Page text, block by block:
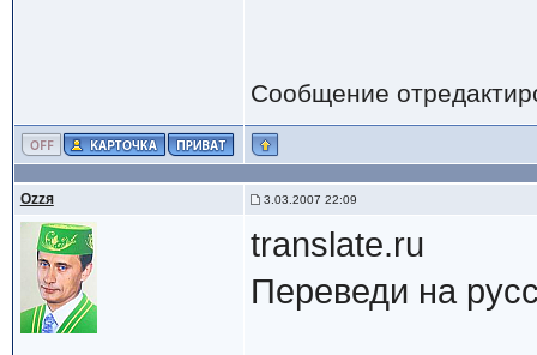
Сообщение
Ozzя 3.03.2007 22:09
translate.ru
Переведи на